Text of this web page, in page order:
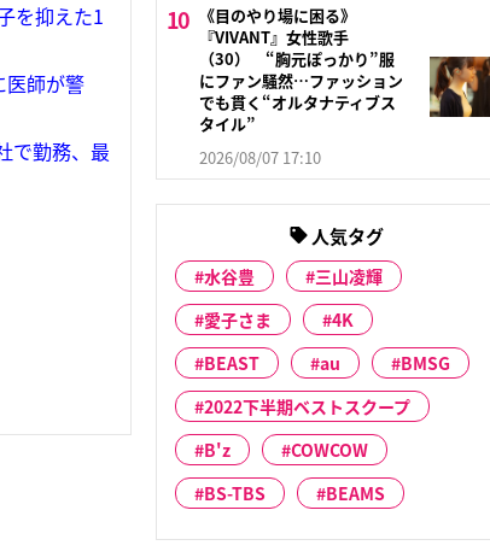
を抑えた1
医師が警
で勤務、最
《目のやり場に困る》
『VIVANT』女性歌手
（30） “胸元ぽっかり”服
にファン騒然…ファッション
でも貫く“オルタナティブス
タイル”
2026/08/07 17:10
人気タグ
水谷豊
三山凌輝
愛子さま
4K
BEAST
au
BMSG
2022下半期ベストスクープ
B'z
COWCOW
BS-TBS
BEAMS